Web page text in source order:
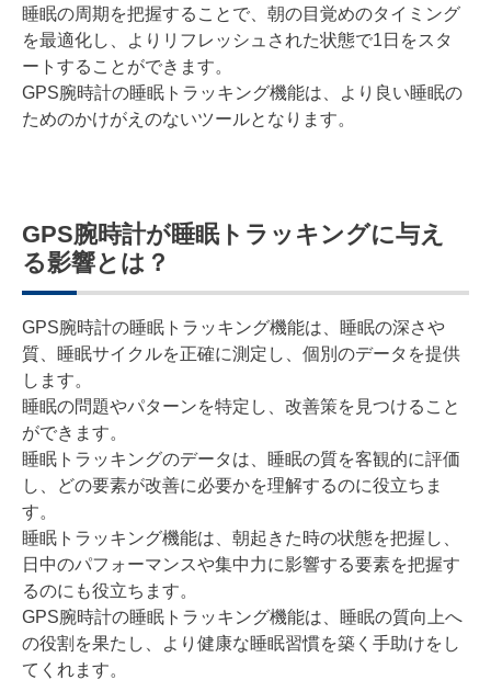
睡眠の周期を把握することで、朝の目覚めのタイミング
を最適化し、よりリフレッシュされた状態で1日をスタ
ートすることができます。
GPS腕時計の睡眠トラッキング機能は、より良い睡眠の
ためのかけがえのないツールとなります。
GPS腕時計が睡眠トラッキングに与え
る影響とは？
GPS腕時計の睡眠トラッキング機能は、睡眠の深さや
質、睡眠サイクルを正確に測定し、個別のデータを提供
します。
睡眠の問題やパターンを特定し、改善策を見つけること
ができます。
睡眠トラッキングのデータは、睡眠の質を客観的に評価
し、どの要素が改善に必要かを理解するのに役立ちま
す。
睡眠トラッキング機能は、朝起きた時の状態を把握し、
日中のパフォーマンスや集中力に影響する要素を把握す
るのにも役立ちます。
GPS腕時計の睡眠トラッキング機能は、睡眠の質向上へ
の役割を果たし、より健康な睡眠習慣を築く手助けをし
てくれます。